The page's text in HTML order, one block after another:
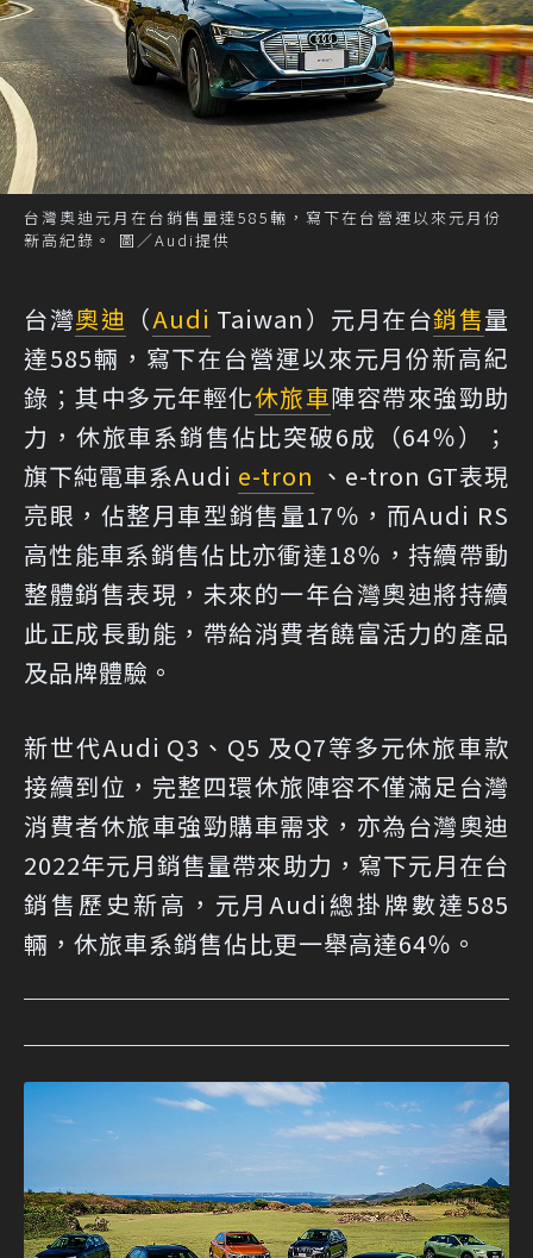
台灣奧迪元月在台銷售量達585輛，寫下在台營運以來元月份
新高紀錄。 圖／Audi提供
台灣奧迪 （Audi Taiwan）元月在台銷售量
達585輛，寫下在台營運以來元月份新高紀
錄；其中多元年輕化休旅車陣容帶來強勁助
力，休旅車系銷售佔比突破6成（64％）；
旗下純電車系Audi e-tron 、e-tron GT表現
亮眼，佔整月車型銷售量17％，而Audi RS
高性能車系銷售佔比亦衝達18％，持續帶動
整體銷售表現，未來的一年台灣奧迪將持續
此正成長動能，帶給消費者饒富活力的產品
及品牌體驗。
新世代Audi Q3、Q5 及Q7等多元休旅車款
接續到位，完整四環休旅陣容不僅滿足台灣
消費者休旅車強勁購車需求，亦為台灣奧迪
2022年元月銷售量帶來助力，寫下元月在台
銷售歷史新高，元月Audi總掛牌數達585
輛，休旅車系銷售佔比更一舉高達64％。